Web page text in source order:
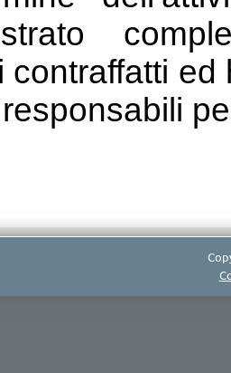
contraffatti ed